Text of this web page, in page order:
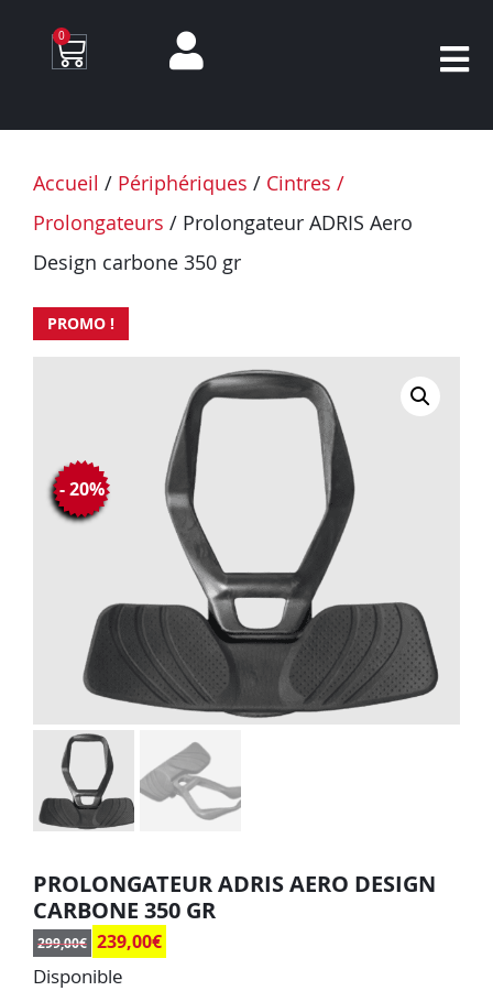
0
Accueil / Périphériques / Cintres /
Prolongateurs / Prolongateur ADRIS Aero
Design carbone 350 gr
PROMO !
PROLONGATEUR ADRIS AERO DESIGN
CARBONE 350 GR
299,00€ 239,00€
- 20%
Disponible